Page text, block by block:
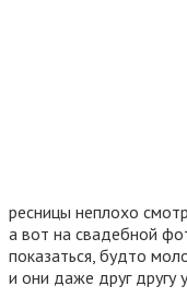
ресницы неплохо
а вот на свадебной
показаться, будто
и они даже друг другу